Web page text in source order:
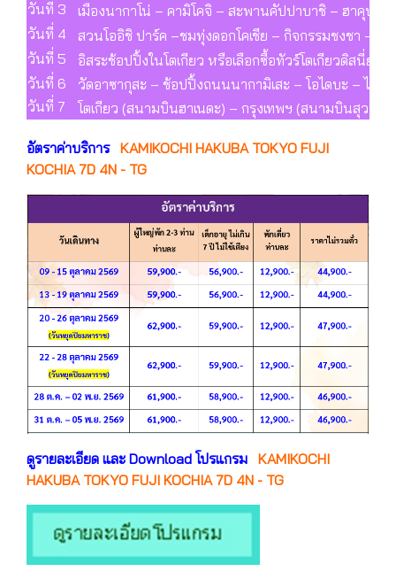
วันที่ 3
เมืองนากาโน่ – คามิโคจิ – สะพานคัปปาบาชิ – ฮาคุบะ
วันที่ 4
สวนโออิชิ ปาร์ค –ชมทุ่งดอกโคเชีย – กิจกรรมชงชา – ท
วันที่ 5
อิสระช้อปปิ้งในโตเกียว หรือเลือกซื้อทัวร์โตเกียวดิสนี่ย์แ
วันที่ 6
วัดอาซากุสะ – ช้อปปิ้งถนนนากามิเสะ – โอไดบะ – ไดเ
วันที่ 7
โตเกียว (สนามบินฮาเนดะ) – กรุงเทพฯ (สนามบินสุวร
อัตราค่าบริการ KAMIKOCHI HAKUBA TOKYO FUJI
KOCHIA 7D 4N - TG
ดูรายละเอียด และ Download โปรแกรม KAMIKOCHI
HAKUBA TOKYO FUJI KOCHIA 7D 4N - TG